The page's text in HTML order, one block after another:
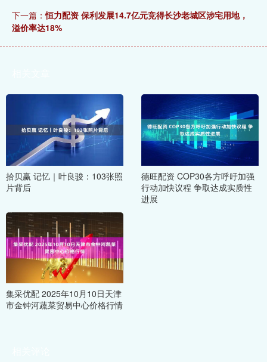
下一篇：恒力配资 保利发展14.7亿元竞得长沙老城区涉宅用地，
溢价率达18%
拾贝赢 记忆｜叶良骏：103张照
片背后
德旺配资 COP30各方呼吁加强
行动加快议程 争取达成实质性
进展
集采优配 2025年10月10日天津
市金钟河蔬菜贸易中心价格行情